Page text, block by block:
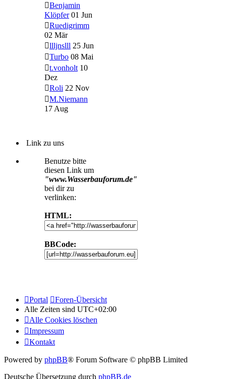
Benjamin
Klöpfer 01 Jun
Ruedigrimm
02 Mär
llljnslll 25 Jun
Turbo 08 Mai
t.vonholt 10
Dez
Roli 22 Nov
M.Niemann
17 Aug
Link zu uns
Benutze bitte
diesen Link um
"www.Wasserbauforum.de"
bei dir zu
verlinken:
HTML:
BBCode:
Portal
Foren-Übersicht
Alle Zeiten sind UTC+02:00
Alle Cookies löschen
Impressum
Kontakt
Powered by phpBB® Forum Software © phpBB Limited
Deutsche Übersetzung durch phpBB.de